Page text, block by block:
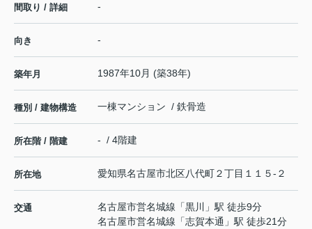
間取り / 詳細 -
向き -
築年月 1987年10月 (築38年)
種別 / 建物構造 一棟マンション / 鉄骨造
所在階 / 階建 - / 4階建
所在地 愛知県名古屋市北区八代町２丁目１１５-２
交通 名古屋市営名城線 「黒川
」駅 徒歩9分
名古屋市営名城線 「志賀本通 」駅 徒歩21分